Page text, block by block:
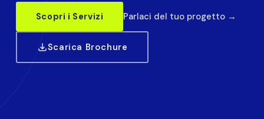
Scopri i Servizi Parlaci del tuo progetto →
Scarica Brochure